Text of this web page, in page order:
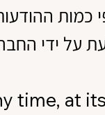
time, at